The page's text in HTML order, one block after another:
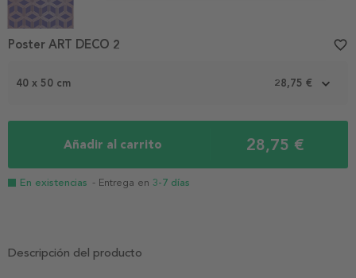
1
40 x 50 cm 28,75 €
Añadir al carrito 28,75 €
En existencias - Entrega en 3-7 días
Poster ART DECO 2 favorite_border
Descripción del producto